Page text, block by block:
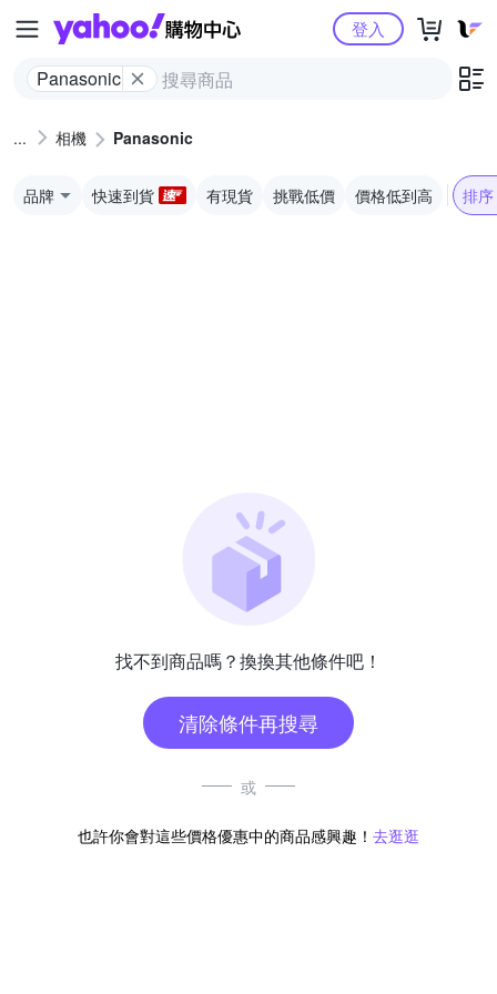
Yahoo購物中心
Panasonic
登入
相機 Panasonic
品牌 快速到貨 有現貨 挑戰低價 價格低到高 排序
找不到商品嗎？換換其他條件吧！
清除條件再搜尋
或
也許你會對這些價格優惠中的商品感興趣！ 去逛逛